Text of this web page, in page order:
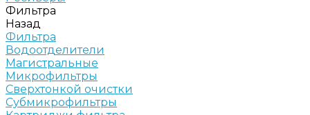
Фильтра
Назад
Фильтра
Водоотделители
Магистральные
Микрофильтры
Сверхтонкой очистки
Субмикрофильтры